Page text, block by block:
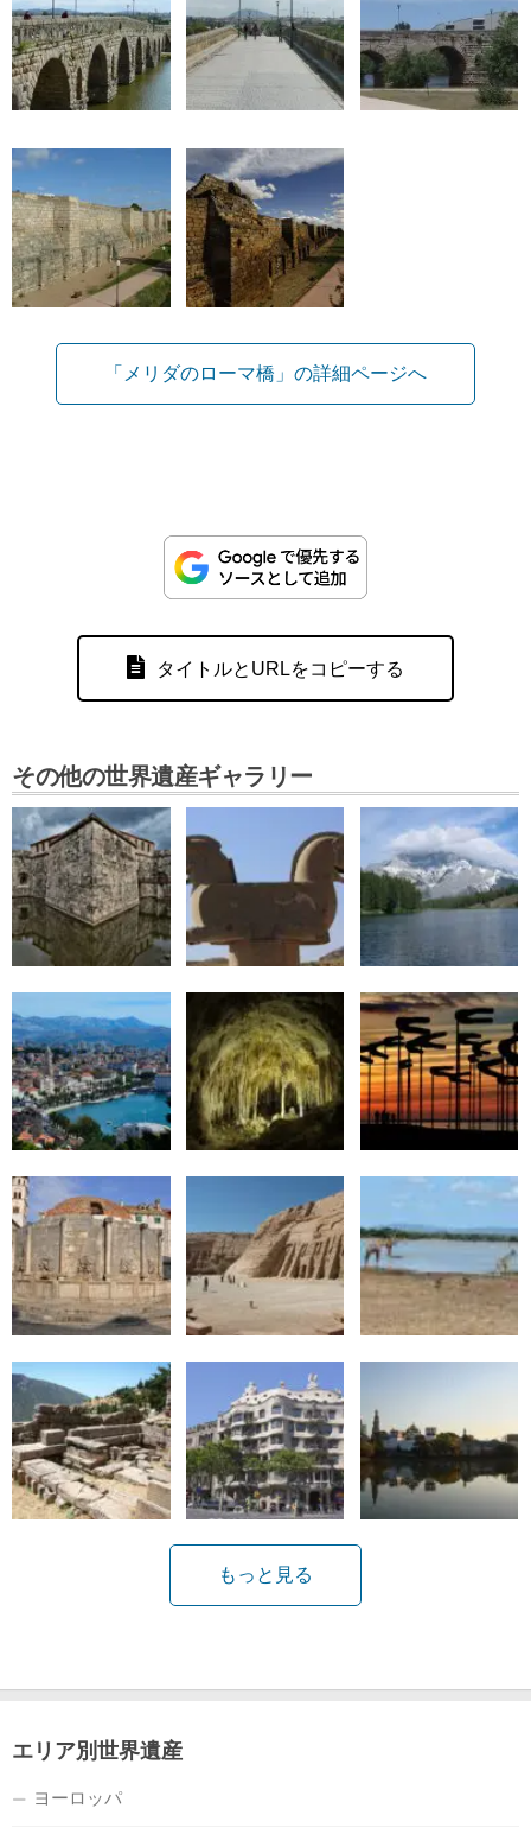
「メリダのローマ橋」の詳細ページへ
タイトルとURLをコピーする
その他の世界遺産ギャラリー
もっと見る
エリア別世界遺産
ヨーロッパ